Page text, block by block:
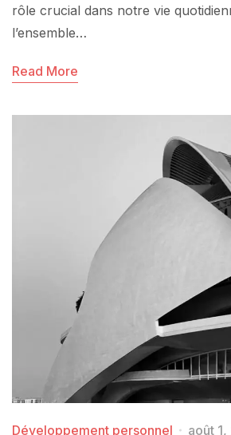
rôle crucial dans notre vie
l’ensemble…
Read More
Développement personnel août